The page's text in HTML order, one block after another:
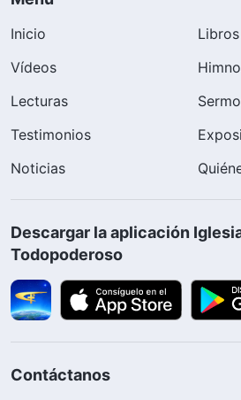
Inicio
Libros
Vídeos
Lecturas
Testimonios
Noticias
Descargar la aplicación
Todopoderoso
Contáctanos